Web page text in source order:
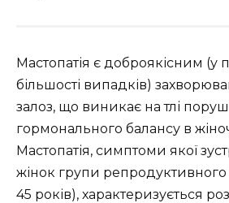
Мастопатія є доброякісним (у
більшості випадків)
залоз, що виникає на тлі
гормонального балансу в
Мастопатія, симптоми якої
жінок групи репродуктивного
45 років), характеризується